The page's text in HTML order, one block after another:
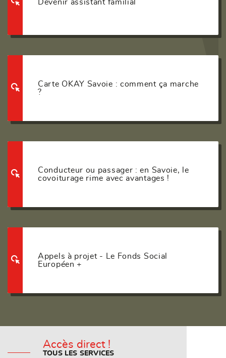
Devenir assistant familial
Carte OKAY Savoie : comment ça marche
?
Conducteur ou passager : en Savoie, le
covoiturage rime avec avantages !
Appels à projet - Le Fonds Social
Européen +
Accès direct !
TOUS LES SERVICES